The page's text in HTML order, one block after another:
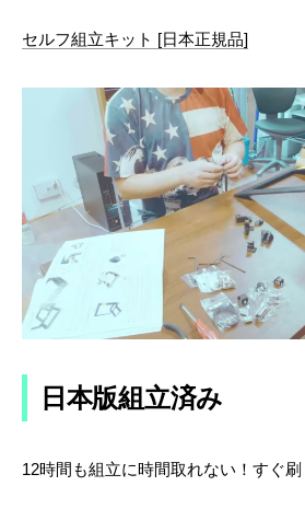
セルフ組立キット [日本正規品]
日本版組立済み
12時間も組立に時間取れない！すぐ刷